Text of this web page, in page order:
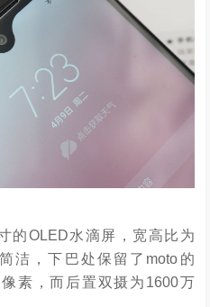
的OLED水滴屏，宽高比为
洁，下巴处保留了moto的
素，而后置双摄为1600万